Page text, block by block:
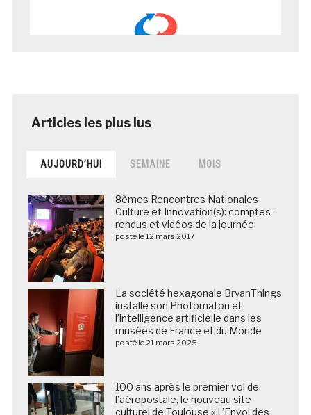
AUJOURD’HUI SEMAINE MOIS
8èmes Rencontres Nationales
Culture et Innovation(s): comptes-
rendus et vidéos de la journée
posté le 12 mars 2017
La société hexagonale BryanThings
installe son Photomaton et
l’intelligence artificielle dans les
musées de France et du Monde
posté le 21 mars 2025
100 ans après le premier vol de
l’aéropostale, le nouveau site
culturel de Toulouse « L’Envol des